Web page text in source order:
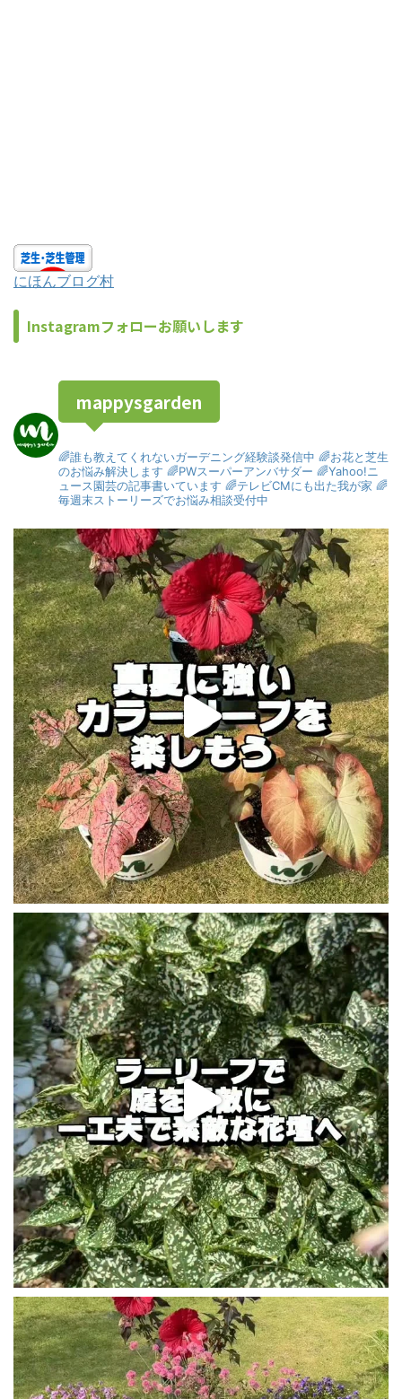
にほんブログ村
Instagramフォローお願いします
mappysgarden
🌈誰も教えてくれないガーデニング経験談発信中 🌈お花と芝生
のお悩み解決します 🌈PWスーパーアンバサダー 🌈Yahoo!ニ
ュース園芸の記事書いています 🌈テレビCMにも出た我が家 🌈
毎週末ストーリーズでお悩み相談受付中